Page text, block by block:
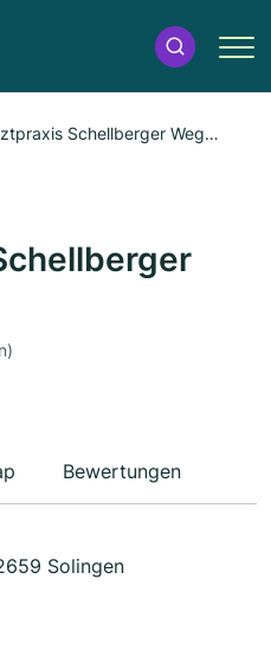
Schellberger Weg
Bewertungen
Solingen